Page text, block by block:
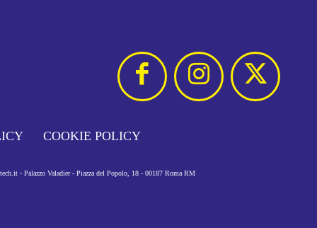
COOKIE POLICY
- Palazzo Valadier - Piazza del Popolo, 18 - 00187 Roma RM